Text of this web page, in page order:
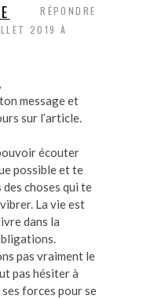
2019 À
message et
sur l’article.
écouter
possible et te
choses qui te
La vie est
dans la
pas vraiment le
pas hésiter à
forces pour se
RÉPONDRE